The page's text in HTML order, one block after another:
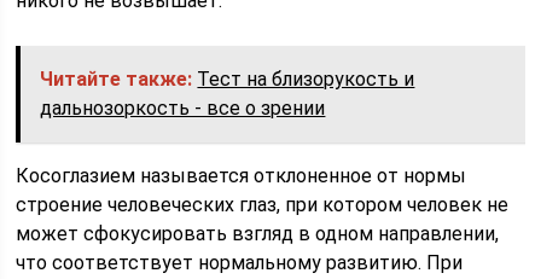
Читайте также: Тест на близорукость и
дальнозоркость - все о зрении
Косоглазием называется отклоненное от нормы
строение человеческих глаз, при котором человек не
может сфокусировать взгляд в одном направлении,
что соответствует нормальному развитию. При